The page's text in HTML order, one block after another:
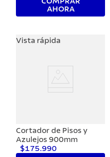
AHORA
Vista rápida
Cortador de Pisos y
Azulejos 900mm
$175.990